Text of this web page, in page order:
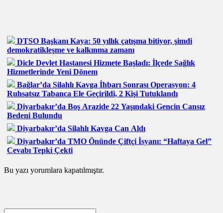
DTSO Başkanı Kaya: 50 yıllık çatışma bitiyor, şimdi
demokratikleşme ve kalkınma zamanı
Dicle Devlet Hastanesi Hizmete Başladı: İlçede Sağlık
Hizmetlerinde Yeni Dönem
Bağlar’da Silahlı Kavga İhbarı Sonrası Operasyon: 4
Ruhsatsız Tabanca Ele Geçirildi, 2 Kişi Tutuklandı
Diyarbakır’da Boş Arazide 22 Yaşındaki Gencin Cansız
Bedeni Bulundu
Diyarbakır’da Silahlı Kavga Can Aldı
Diyarbakır’da TMO Önünde Çiftçi İsyanı: “Haftaya Gel”
Cevabı Tepki Çekti
Bu yazı yorumlara kapatılmıştır.